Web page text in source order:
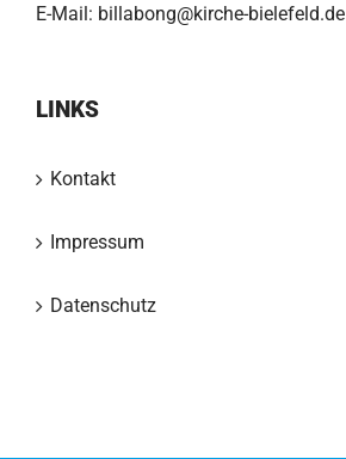
E-Mail: billabong@kirche-bielefeld.de
LINKS
Kontakt
Impressum
Datenschutz